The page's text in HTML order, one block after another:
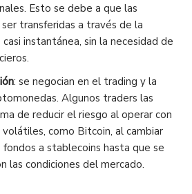
Esto se debe a que las
transferidas a través de la
instantánea, sin la necesidad de
: se negocian en el trading y la
Algunos traders las
de reducir el riesgo al operar con
como Bitcoin, al cambiar
a stablecoins hasta que se
las condiciones del mercado.